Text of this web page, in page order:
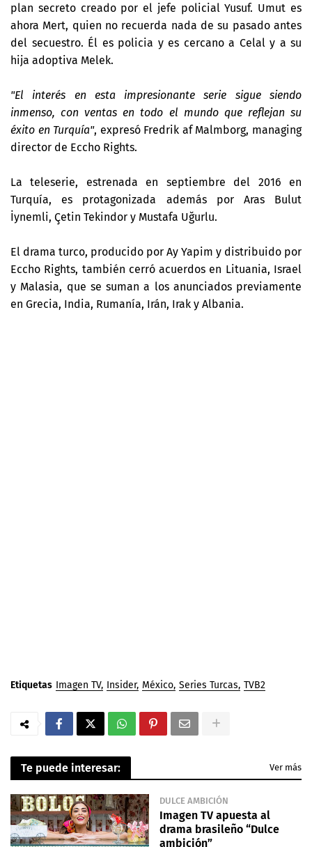
plan secreto creado por el jefe policial Yusuf. Umut es
ahora Mert, quien no recuerda nada de su pasado antes
del secuestro. Él es policia y es cercano a Celal y a su
hija adoptiva Melek.
"El interés en esta impresionante serie sigue siendo
inmenso, con ventas en todo el mundo que reflejan su
éxito en Turquía", expresó Fredrik af Malmborg, managing
director de Eccho Rights.
La teleserie, estrenada en septiembre del 2016 en
Turquía, es protagonizada además por Aras Bulut
İynemli, Çetin Tekindor y Mustafa Uğurlu.
El drama turco, producido por Ay Yapim y distribuido por
Eccho Rights, también cerró acuerdos en Lituania, Israel
y Malasia, que se suman a los anunciados previamente
en Grecia, India, Rumanía, Irán, Irak y Albania.
Etiquetas Imagen TV Insider México Series Turcas TVB2
Te puede interesar: Ver más
DULCE AMBICIÓN
Imagen TV apuesta al
drama brasileño “Dulce
ambición”